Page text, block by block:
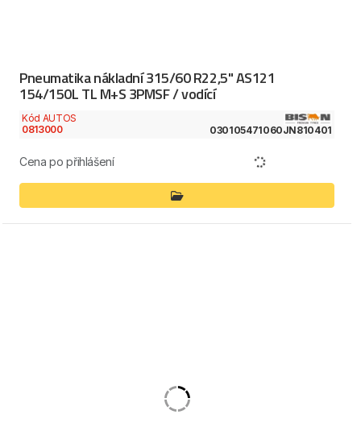
Pneumatika nákladní 315/60 R22,5" AS121
154/150L TL M+S 3PMSF / vodící
Kód AUTOS
0813000
030105471060JN810401
Cena po přihlášení